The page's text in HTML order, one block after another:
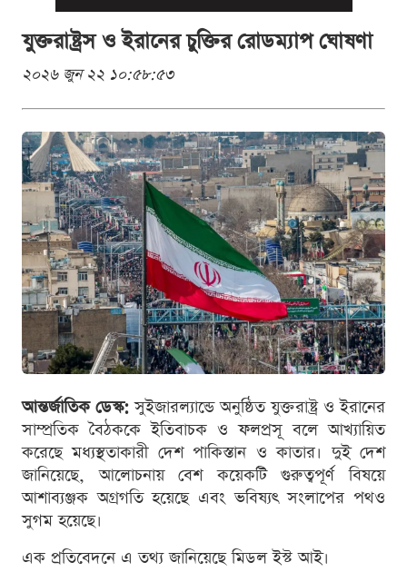
যুক্তরাষ্ট্রস ও ইরানের চুক্তির রোডম্যাপ ঘোষণা
২০২৬ জুন ২২ ১০:৫৮:৫৩
আন্তর্জাতিক ডেস্ক: সুইজারল্যান্ডে অনুষ্ঠিত যুক্তরাষ্ট্র ও ইরানের
সাম্প্রতিক বৈঠককে ইতিবাচক ও ফলপ্রসূ বলে আখ্যায়িত
করেছে মধ্যস্থতাকারী দেশ পাকিস্তান ও কাতার। দুই দেশ
জানিয়েছে, আলোচনায় বেশ কয়েকটি গুরুত্বপূর্ণ বিষয়ে
আশাব্যঞ্জক অগ্রগতি হয়েছে এবং ভবিষ্যৎ সংলাপের পথও
সুগম হয়েছে।
এক প্রতিবেদনে এ তথ্য জানিয়েছে মিডল ইস্ট আই।